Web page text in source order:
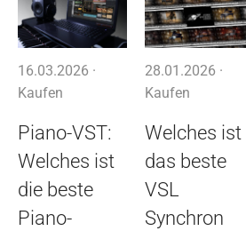
16.03.2026 ·
Kaufen
Piano-VST:
Welches ist
die beste
Piano-
28.01.2026 ·
Kaufen
Welches ist
das beste
VSL
Synchron